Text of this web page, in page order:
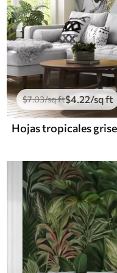
$7.03/sq ft$4.22/sq ft